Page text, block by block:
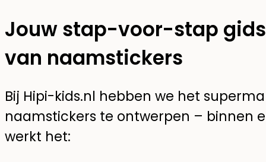
Jouw stap-voor-stap
van naamstickers
Bij Hipi-kids.nl hebben we het
naamstickers te ontwerpen – binnen
werkt het: